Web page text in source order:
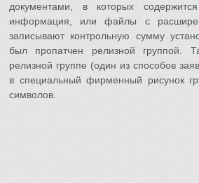
документами, в которых
информация, или файлы с
записывают контрольную сумму
был пропатчен релизной группой.
релизной группе (один из способов
в специальный фирменный рисунок
символов.